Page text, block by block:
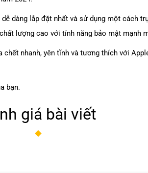
dàng lắp đặt nhất và sử dụng một cách
lượng cao với tính năng bảo mật mạnh
nhanh, yên tĩnh và tương thích với
bạn.
giá bài viết